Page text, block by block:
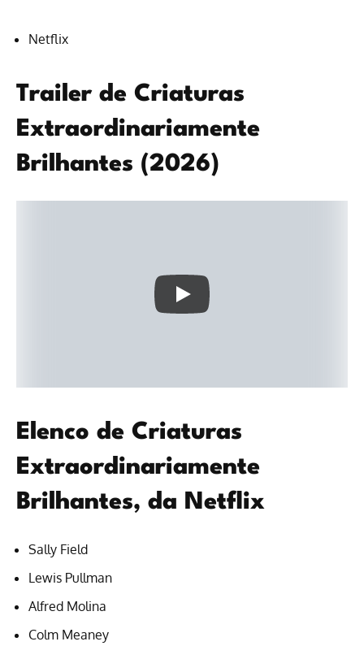
Netflix
Trailer de Criaturas
Extraordinariamente
Brilhantes (2026)
Elenco de Criaturas
Extraordinariamente
Brilhantes, da Netflix
Sally Field
Lewis Pullman
Alfred Molina
Colm Meaney